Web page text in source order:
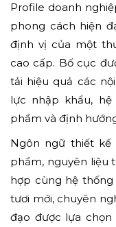
Profile doanh
phong cách hiện
định vị của một
cao cấp. Bố cục
tải hiệu quả các
lực nhập khẩu,
phẩm và định
Ngôn ngữ thiết kế
phẩm, nguyên liệu
hợp cùng hệ thống
tươi mới, chuyên
đạo được lựa